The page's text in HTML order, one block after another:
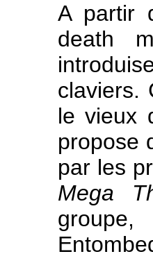
A partir
death
claviers.
le vieux
propose
par les
Mega